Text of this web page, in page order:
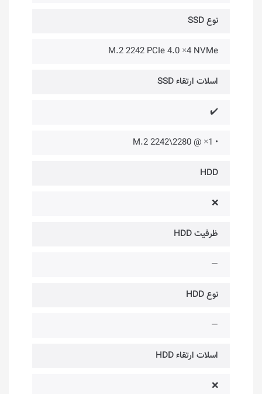
نوع SSD
M.2 2242 PCIe 4.0 ×4 NVMe
اسلات ارتقاء SSD
✔️
• 1× @ M.2 2242\2280
HDD
❌
ظرفیت HDD
—
نوع HDD
—
اسلات ارتقاء HDD
❌